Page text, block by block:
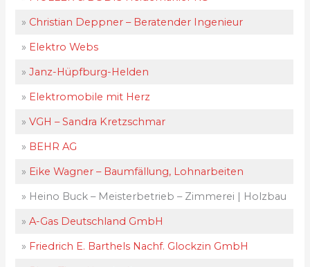
» Christian Deppner – Beratender Ingenieur
» Elektro Webs
» Janz-Hüpfburg-Helden
» Elektromobile mit Herz
» VGH – Sandra Kretzschmar
» BEHR AG
» Eike Wagner – Baumfällung, Lohnarbeiten
» Heino Buck – Meisterbetrieb – Zimmerei | Holzbau
» A-Gas Deutschland GmbH
» Friedrich E. Barthels Nachf. Glockzin GmbH